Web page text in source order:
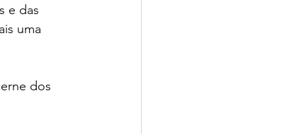
e das
uma
dos